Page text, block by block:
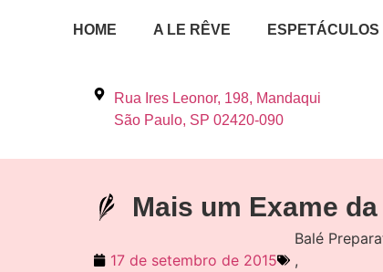
HOME A LE RÊVE ESPETÁCULOS
Rua Ires Leonor, 198, Mandaqui
São Paulo, SP 02420-090
Mais um Exame
17 de setembro de 2015
Balé
,